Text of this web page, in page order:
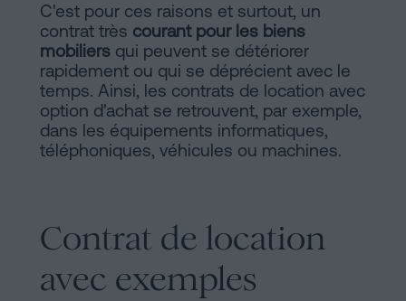
C'est pour ces raisons et surtout, un
contrat très courant pour les biens
mobiliers qui peuvent se détériorer
rapidement ou qui se déprécient avec le
temps. Ainsi, les contrats de location avec
option d'achat se retrouvent, par exemple,
dans les équipements informatiques,
téléphoniques, véhicules ou machines.
Contrat de location
avec exemples